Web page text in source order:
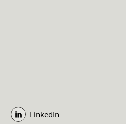
LinkedIn